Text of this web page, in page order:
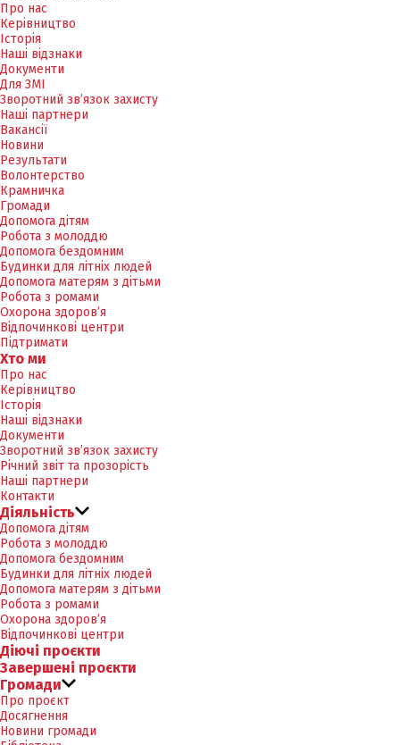
Про нас
Керівництво
Історія
Наші відзнаки
Документи
Для ЗМІ
Зворотний зв’язок захисту
Наші партнери
Вакансії
Новини
Результати
Волонтерство
Крамничка
Громади
Допомога дітям
Робота з молоддю
Допомога бездомним
Будинки для літніх людей
Допомога матерям з дітьми
Робота з ромами
Охорона здоров’я
Відпочинкові центри
Підтримати
Хто ми
Про нас
Керівництво
Історія
Наші відзнаки
Документи
Зворотний зв’язок захисту
Річний звіт та прозорість
Наші партнери
Контакти
Діяльність
Допомога дітям
Робота з молоддю
Допомога бездомним
Будинки для літніх людей
Допомога матерям з дітьми
Робота з ромами
Охорона здоров’я
Відпочинкові центри
Діючі проєкти
Завершені проєкти
Громади
Про проєкт
Досягнення
Новини громади